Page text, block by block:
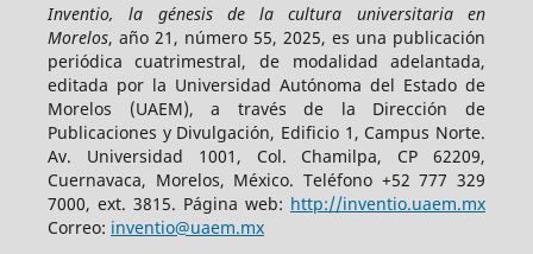
Inventio, la génesis de la cultura universitaria en
Morelos, año 21, número 55, 2025, es una publicación
periódica cuatrimestral, de modalidad adelantada,
editada por la Universidad Autónoma del Estado de
Morelos (UAEM), a través de la Dirección de
Publicaciones y Divulgación, Edificio 1, Campus Norte.
Av. Universidad 1001, Col. Chamilpa, CP 62209,
Cuernavaca, Morelos, México. Teléfono +52 777 329
7000, ext. 3815. Página web: http://inventio.uaem.mx
Correo: inventio@uaem.mx